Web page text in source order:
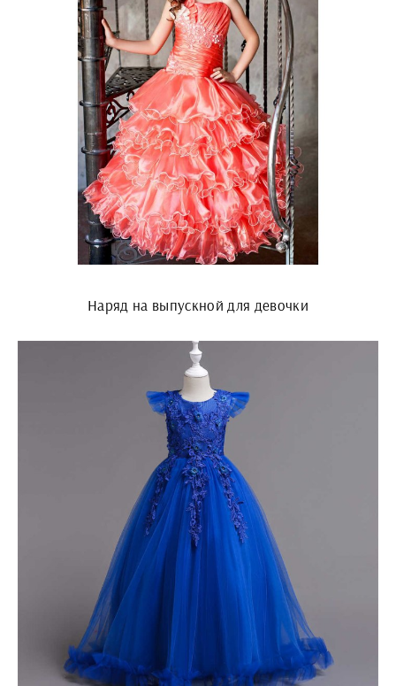
Наряд на выпускной для девочки